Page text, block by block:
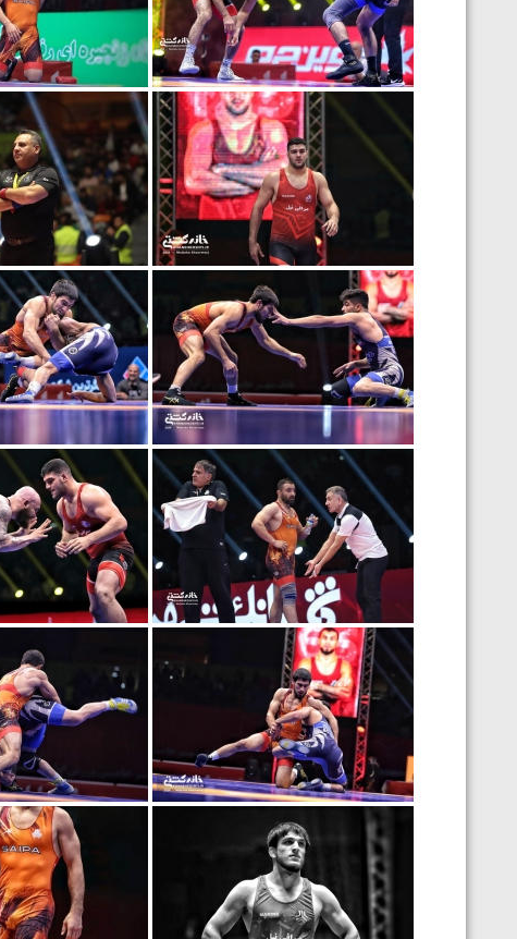
امین میرزازاده
ویدیو؛ باخت امین کاویانی نژاد مقابل مالخاز آمویان از
ارمنستان